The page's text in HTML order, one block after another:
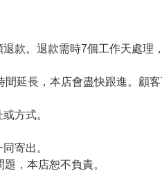
。退款需時7個工作天處理，
長，本店會盡快跟進。顧客
方式。
寄出。
，本店恕不負責。